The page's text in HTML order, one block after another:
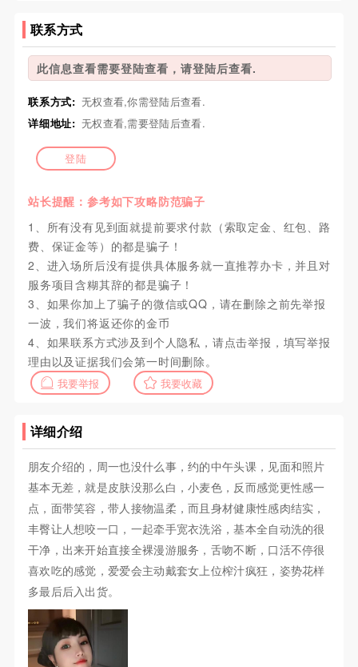
联系方式
此信息查看需要登陆查看，请登陆后查看.
联系方式: 无权查看,你需登陆后查看.
详细地址: 无权查看,需要登陆后查看.
登陆
站长提醒：参考如下攻略防范骗子
1、所有没有见到面就提前要求付款（索取定金、红包、路
费、保证金等）的都是骗子！
2、进入场所后没有提供具体服务就一直推荐办卡，并且对
服务项目含糊其辞的都是骗子！
3、如果你加上了骗子的微信或QQ，请在删除之前先举报
一波，我们将返还你的金币
4、如果联系方式涉及到个人隐私，请点击举报，填写举报
理由以及证据我们会第一时间删除。
我要举报 我要收藏
详细介绍
朋友介绍的，周一也没什么事，约的中午头课，见面和照片
基本无差，就是皮肤没那么白，小麦色，反而感觉更性感一
点，面带笑容，带人接物温柔，而且身材健康性感肉结实，
丰臀让人想咬一口，一起牵手宽衣洗浴，基本全自动洗的很
干净，出来开始直接全裸漫游服务，舌吻不断，口活不停很
喜欢吃的感觉，爱爱会主动戴套女上位榨汁疯狂，姿势花样
多最后后入出货。